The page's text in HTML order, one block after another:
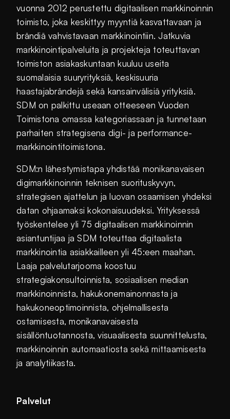
vuonna 2012 perustettu digitaalisen markkinoinnin
toimisto, joka keskittyy myyntiä kasvattavaan ja
brändiä vahvistavaan markkinointiin. Jatkuvia
markkinointipalveluita ja projekteja toteuttavan
toimiston asiakaskuntaan kuuluu useita
suomalaisia suuryrityksiä, keskisuuria
haastajabrändejä sekä kansainvälisiä yrityksiä.
SDM on palkittu useaan otteeseen Vuoden
Toimistona omassa kategoriassaan ja tunnetaan
parhaiten strategisena digi- ja performance-
markkinointitoimistona.
SDM:n lähestymistapa yhdistää monikanavaisen
digimarkkinoinnin teknisen suorituskyvyn,
strategisen ajattelun ja luovan osaamisen yhdeksi
datan ohjaamaksi kokonaisuudeksi. Yrityksessä
työskentelee yli 75 digitaalisen markkinoinnin
asiantuntijaa ja SDM toteuttaa digitaalista
markkinointia asiakkailleen yli 45:een maahan.
Laaja palvelutarjooma koostuu
strategiakonsultoinnista, sosiaalisen median
markkinoinnista, hakukonemainonnasta ja
hakukoneoptimoinnista, ohjelmallisesta
ostamisesta, monikanavaisesta
sisällöntuotannosta, visuaalisesta suunnittelusta,
markkinoinnin automaatiosta sekä mittaamisesta
ja analytiikasta.
Palvelut